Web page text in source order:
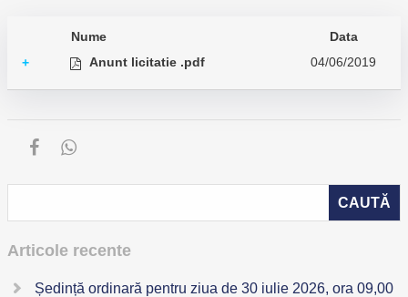
Nume
Data
+
Anunt licitatie .pdf 04/06/2019
Articole recente
Ședință ordinară pentru ziua de 30 iulie 2026, ora 09,00